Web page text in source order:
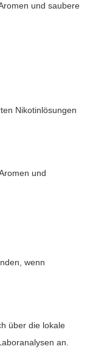
und saubere
Nikotinlösungen
und
wenn
über die lokale
an.